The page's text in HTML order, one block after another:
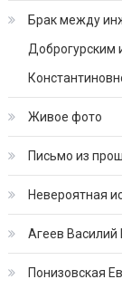
Брак между
Доброгурским
Живое фото
Письмо из
Невероятная
Агеев Василий
Понизовская